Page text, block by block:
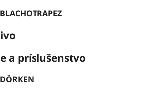
BLACHOTRAPEZ
a príslušenstvo
DÖRKEN